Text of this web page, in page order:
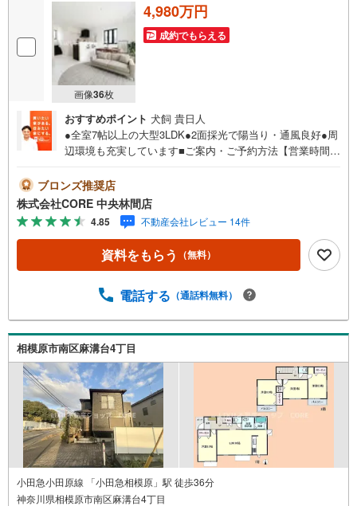
マ
イ
画像36枚
4,980万円
成約でもらえる
おすすめポイント 犬飼 貴日人
●全室7帖以上の大型3LDK●2面採光で陽当り・通風良好●周
辺環境も充実しています■ご案内・ご予約方法【営業時間9:
繋がりやすくなっております。ぜひお気軽にご連絡下さ
い！現地を見学される場合は「室内・現地を見学する（無
料）」ボタンよりご希望の日時をご記入いただけますとス
ムーズにご案内が可能です。■キッズスペースもご用意して
おります！お子様が退屈しないよう、DVD・おもちゃ・絵
本・ぬりえなどキッズスペースも充実させております。■お
ております！広々した駐車スペースですので、駐車もラク
ローンのご相談】 ・頭金・自己資金が全くありませ
ん… ・車のローンやその他の借り入れが残ってい
る… ・勤続年数が短い、転職したばかり… ・過去に借
り入れを断れた事がある…もしこのような事でお悩みであ
れば、是非、一度ご相談頂ければと思います。
ブロンズ推奨店
株式会社CORE 中央林間店
4.85 不動産会社レビュー 14件
資料をもらう （無料）
電話する （通話料無料）
相模原市南区麻溝台4丁目
小田急小田原線 「小田急相模原」駅 徒歩36分
神奈川県相模原市南区麻溝台4丁目